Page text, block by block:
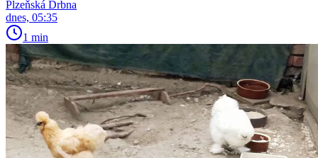
Plzeňská Drbna
dnes, 05:35
1 min